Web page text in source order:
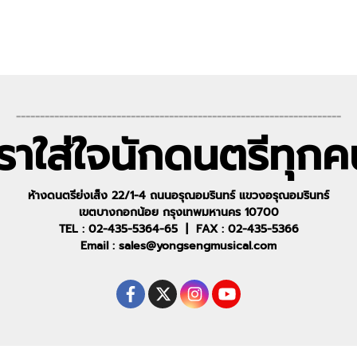
--------------------------------------------------------------------
าใส่ใจนักดนตรีทุก
ห้างดนตรีย่งเส็ง 22/1-4 ถนนอรุณอมรินทร์ แขวงอรุณอมรินทร์
เขตบางกอกน้อย กรุงเทพมหานคร 10700
TEL : 02-435-5364-65 | FAX : 02-435-5366
Email : sales@yongsengmusical.com